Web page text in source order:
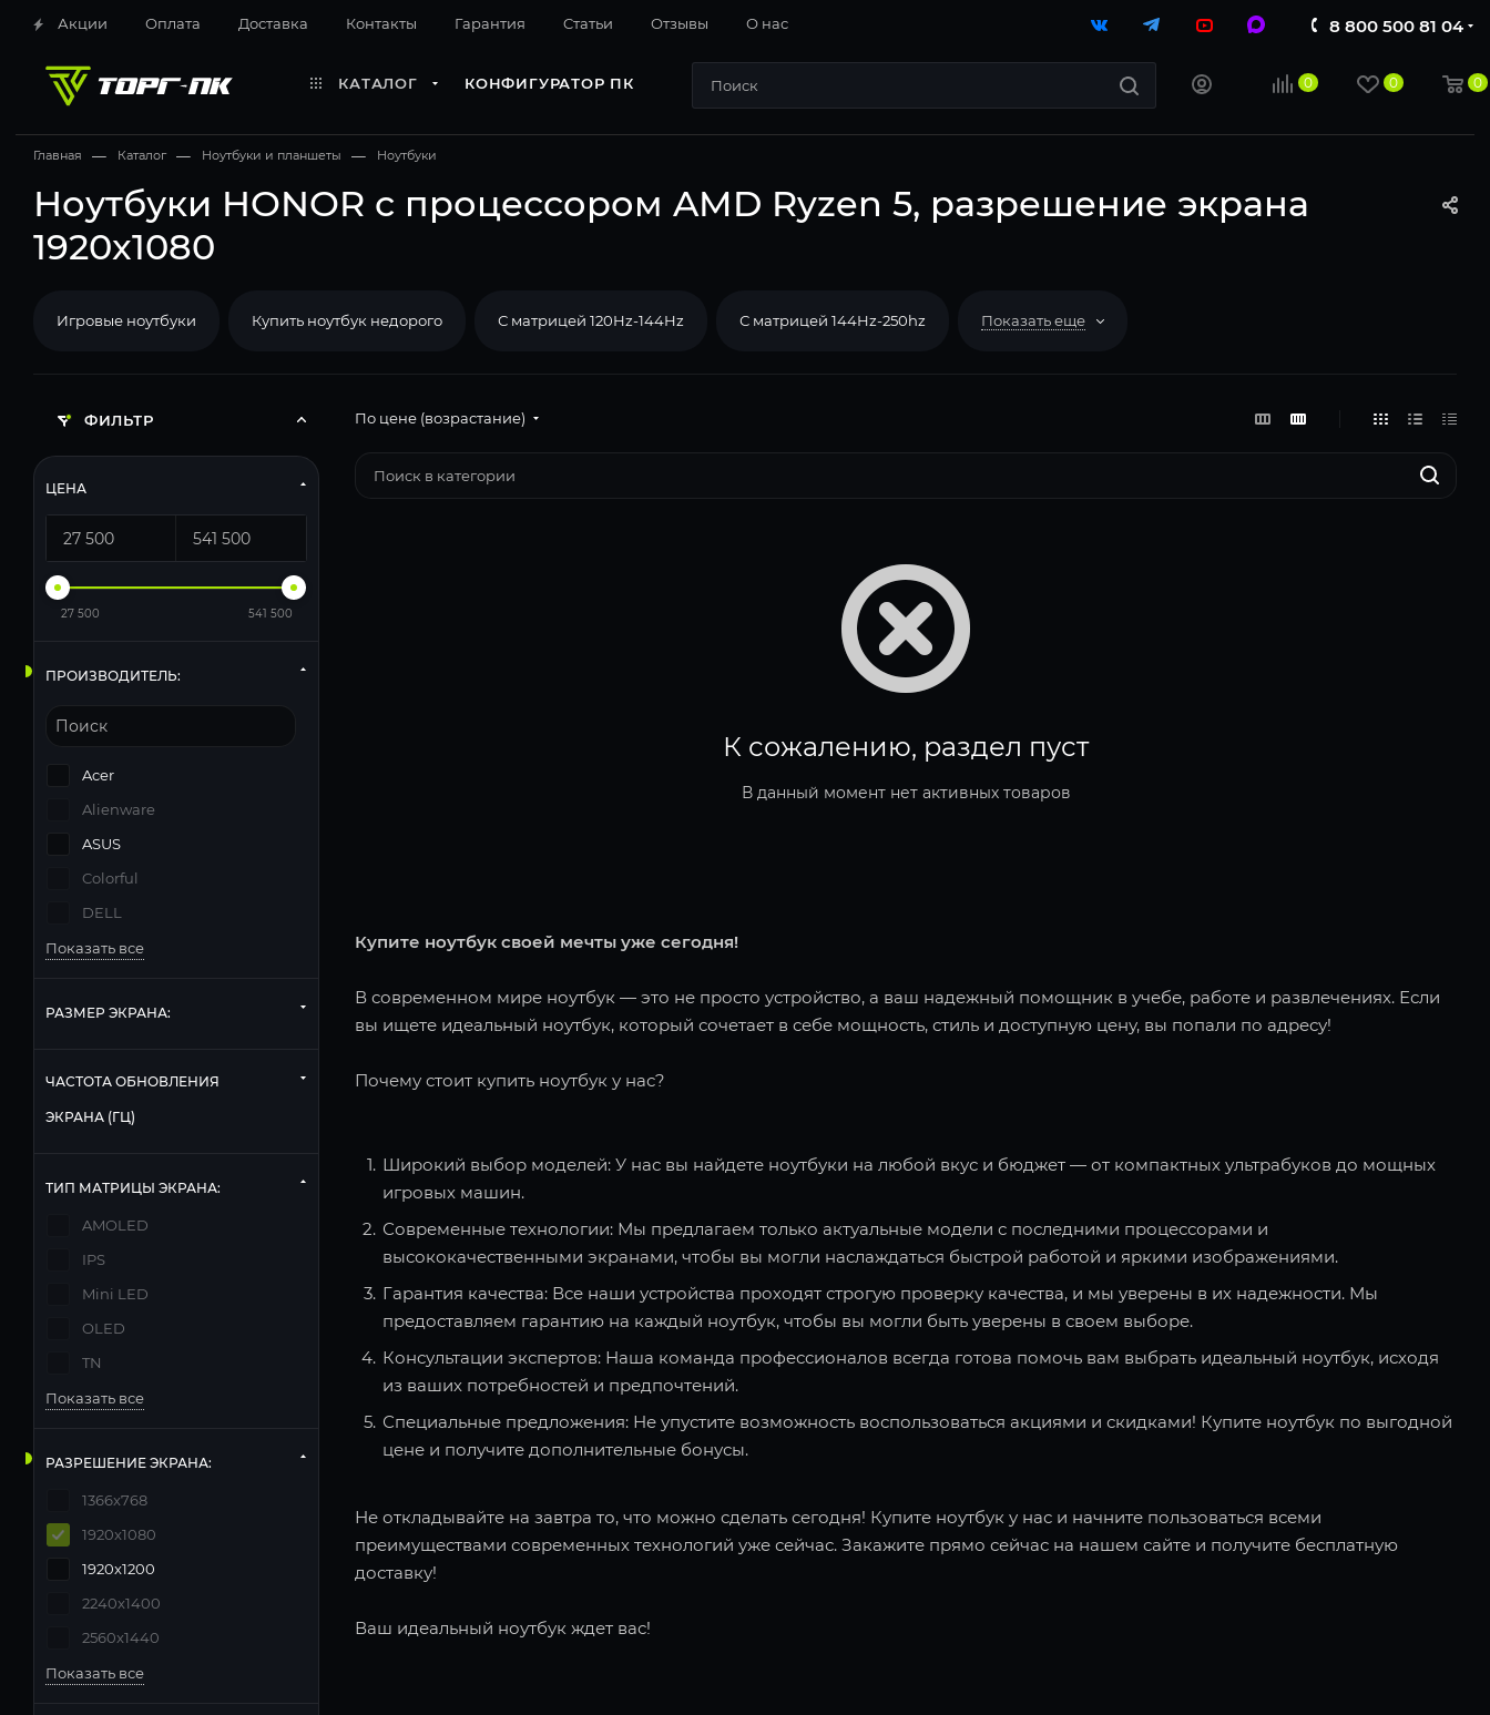
Акции Оплата Доставка Контакты Гарантия Cтатьи Отзывы О нас 8 800 500 81 04
КАТАЛОГ КОНФИГУРАТОР ПК 0 0 0
Главная — Каталог — Ноутбуки и планшеты — Ноутбуки
Ноутбуки HONOR с процессором AMD Ryzen 5, разрешение экрана
1920x1080
Игровые ноутбуки Купить ноутбук недорого С матрицей 120Hz-144Hz С матрицей 144Hz-250hz Показать еще
По цене (возрастание)
К сожалению, раздел пуст
В данный момент нет активных товаров
Купите ноутбук своей мечты уже сегодня!
В современном мире ноутбук — это не просто устройство, а ваш надежный помощник в учебе, работе и развлечениях. Если
вы ищете идеальный ноутбук, который сочетает в себе мощность, стиль и доступную цену, вы попали по адресу!
Почему стоит купить ноутбук у нас?
Широкий выбор моделей: У нас вы найдете ноутбуки на любой вкус и бюджет — от компактных ультрабуков до мощных
игровых машин.
Современные технологии: Мы предлагаем только актуальные модели с последними процессорами и
высококачественными экранами, чтобы вы могли наслаждаться быстрой работой и яркими изображениями.
Гарантия качества: Все наши устройства проходят строгую проверку качества, и мы уверены в их надежности. Мы
предоставляем гарантию на каждый ноутбук, чтобы вы могли быть уверены в своем выборе.
Консультации экспертов: Наша команда профессионалов всегда готова помочь вам выбрать идеальный ноутбук, исходя
из ваших потребностей и предпочтений.
Специальные предложения: Не упустите возможность воспользоваться акциями и скидками! Купите ноутбук по выгодной
цене и получите дополнительные бонусы.
Не откладывайте на завтра то, что можно сделать сегодня! Купите ноутбук у нас и начните пользоваться всеми
преимуществами современных технологий уже сейчас. Закажите прямо сейчас на нашем сайте и получите бесплатную
доставку!
Ваш идеальный ноутбук ждет вас!
ФИЛЬТР
ЦЕНА
27 500 541 500
ПРОИЗВОДИТЕЛЬ:
Acer
Alienware
ASUS
Colorful
DELL
Показать все
РАЗМЕР ЭКРАНА:
ЧАСТОТА ОБНОВЛЕНИЯ
ЭКРАНА (ГЦ)
ТИП МАТРИЦЫ ЭКРАНА:
AMOLED
IPS
Mini LED
OLED
TN
Показать все
РАЗРЕШЕНИЕ ЭКРАНА:
1366x768
1920x1080
1920x1200
2240x1400
2560x1440
Показать все